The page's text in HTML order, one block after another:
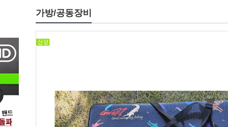
가방/공동장비